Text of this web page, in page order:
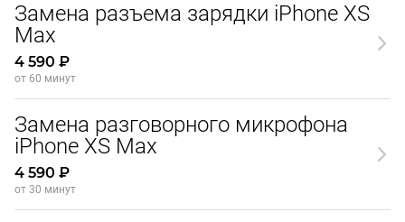
Замена разъема зарядки iPhone XS
Max
4 590 ₽
от 60 минут
Замена разговорного микрофона
iPhone XS Max
4 590 ₽
от 30 минут